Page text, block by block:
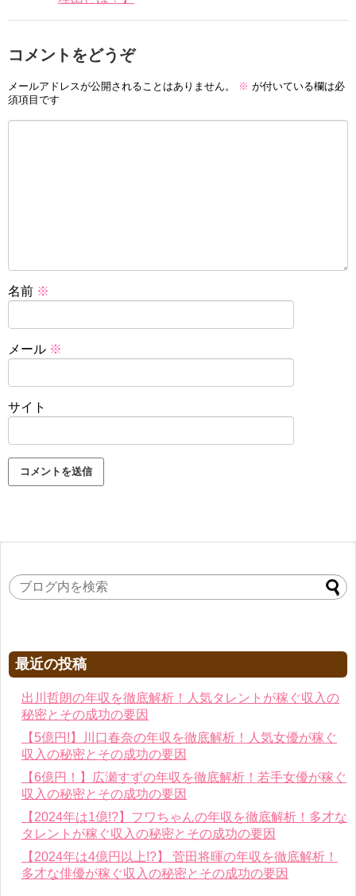
コメントをどうぞ
メールアドレスが公開されることはありません。 ※ が付いている欄は必
須項目です
名前 ※
メール ※
サイト
最近の投稿
出川哲朗の年収を徹底解析！人気タレントが稼ぐ収入の
秘密とその成功の要因
【5億円!】川口春奈の年収を徹底解析！人気女優が稼ぐ
収入の秘密とその成功の要因
【6億円！】広瀬すずの年収を徹底解析！若手女優が稼ぐ
収入の秘密とその成功の要因
【2024年は1億!?】フワちゃんの年収を徹底解析！多才な
タレントが稼ぐ収入の秘密とその成功の要因
【2024年は4億円以上!?】 菅田将暉の年収を徹底解析！
多才な俳優が稼ぐ収入の秘密とその成功の要因